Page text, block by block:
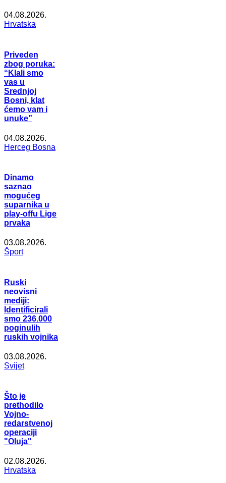
04.08.2026.
Hrvatska
Priveden
zbog poruka:
“Klali smo
vas u
Srednjoj
Bosni, klat
ćemo vam i
unuke”
04.08.2026.
Herceg Bosna
Dinamo
saznao
mogućeg
suparnika u
play-offu Lige
prvaka
03.08.2026.
Šport
Ruski
neovisni
mediji:
Identificirali
smo 236.000
poginulih
ruskih vojnika
03.08.2026.
Svijet
Što je
prethodilo
Vojno-
redarstvenoj
operaciji
"Oluja"
02.08.2026.
Hrvatska